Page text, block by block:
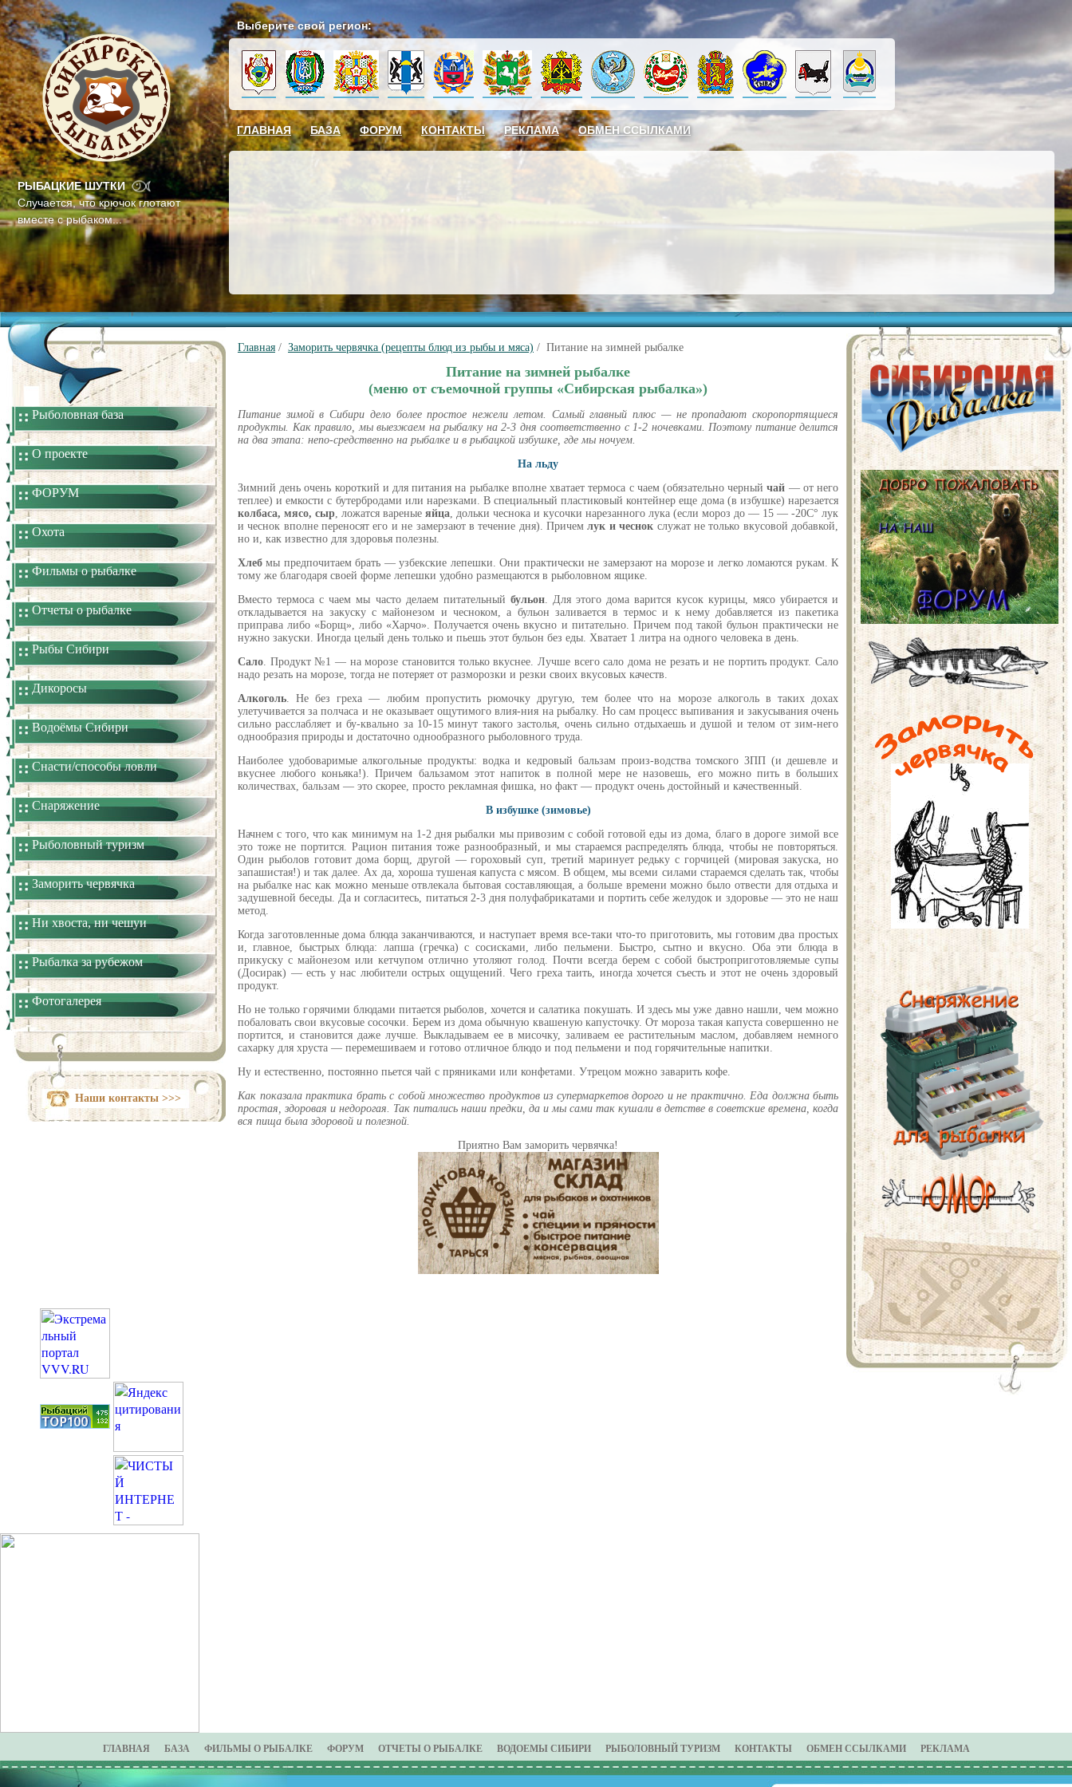
РЫБАЦКИЕ ШУТКИ
Случается, что крючок глотают
вместе с рыбаком...
Выберите свой регион:
ГЛАВНАЯ БАЗА ФОРУМ КОНТАКТЫ РЕКЛАМА ОБМЕН ССЫЛКАМИ
Рыболовная база
О проекте
ФОРУМ
Охота
Фильмы о рыбалке
Отчеты о рыбалке
Рыбы Сибири
Дикоросы
Водоёмы Сибири
Снасти/способы ловли
Снаряжение
Рыболовный туризм
Заморить червячка
Ни хвоста, ни чешуи
Рыбалка за рубежом
Фотогалерея
Наши контакты >>>
Главная / Заморить червячка (рецепты блюд из рыбы и мяса) / Питание на зимней рыбалке
Питание на зимней рыбалке
(меню от съемочной группы «Сибирская рыбалка»)
Питание зимой в Сибири дело более простое нежели летом. Самый главный плюс — не пропадают скоропортящиеся
продукты. Как правило, мы выезжаем на рыбалку на 2-3 дня соответственно с 1-2 ночевками. Поэтому питание делится
на два этапа: непо-средственно на рыбалке и в рыбацкой избушке, где мы ночуем.
На льду
Зимний день очень короткий и для питания на рыбалке вполне хватает термоса с чаем (обязательно черныйчай — от него
теплее) и емкости с бутербродами или нарезками. В специальный пластиковый контейнер еще дома (в избушке) нарезается
колбаса, мясо, сыр, ложатся вареные яйца, дольки чеснока и кусочки нарезанного лука (если мороз до — 15 — -20С° лук
и чеснок вполне переносят его и не замерзают в течение дня). Причемлук и чеснок служат не только вкусовой добавкой,
но и, как известно для здоровья полезны.
Хлеб мы предпочитаем брать — узбекские лепешки. Они практически не замерзают на морозе и легко ломаются рукам. К
тому же благодаря своей форме лепешки удобно размещаются в рыболовном ящике.
Вместо термоса с чаем мы часто делаем питательный бульон. Для этого дома варится кусок курицы, мясо убирается и
откладывается на закуску с майонезом и чесноком, а бульон заливается в термос и к нему добавляется из пакетика
приправа либо «Борщ», либо «Харчо». Получается очень вкусно и питательно. Причем под такой бульон практически не
нужно закуски. Иногда целый день только и пьешь этот бульон без еды. Хватает 1 литра на одного человека в день.
Сало. Продукт №1 — на морозе становится только вкуснее. Лучше всего сало дома не резать и не портить продукт. Сало
надо резать на морозе, тогда не потеряет от разморозки и резки своих вкусовых качеств.
Алкоголь. Не без греха — любим пропустить рюмочку другую, тем более что на морозе алкоголь в таких дохах
улетучивается за полчаса и не оказывает ощутимого влия-ния на рыбалку. Но сам процесс выпивания и закусывания очень
сильно расслабляет и бу-квально за 10-15 минут такого застолья, очень сильно отдыхаешь и душой и телом от зим-него
однообразия природы и достаточно однообразного рыболовного труда.
Наиболее удобоваримые алкогольные продукты: водка и кедровый бальзам произ-водства томского ЗПП (и дешевле и
вкуснее любого коньяка!). Причем бальзамом этот напиток в полной мере не назовешь, его можно пить в больших
количествах, бальзам — это скорее, просто рекламная фишка, но факт — продукт очень достойный и качественный.
В избушке (зимовье)
Начнем с того, что как минимум на 1-2 дня рыбалки мы привозим с собой готовой еды из дома, благо в дороге зимой все
это тоже не портится. Рацион питания тоже разнообразный, и мы стараемся распределять блюда, чтобы не повторяться.
Один рыболов готовит дома борщ, другой — гороховый суп, третий маринует редьку с горчицей (мировая закуска, но
запашистая!) и так далее. Ах да, хороша тушеная капуста с мясом. В общем, мы всеми силами стараемся сделать так, чтобы
на рыбалке нас как можно меньше отвлекала бытовая составляющая, а больше времени можно было отвести для отдыха и
задушевной беседы. Да и согласитесь, питаться 2-3 дня полуфабрикатами и портить себе желудок и здоровье — это не наш
метод.
Когда заготовленные дома блюда заканчиваются, и наступает время все-таки что-то приготовить, мы готовим два простых
и, главное, быстрых блюда: лапша (гречка) с сосисками, либо пельмени. Быстро, сытно и вкусно. Оба эти блюда в
прикуску с майонезом или кетчупом отлично утоляют голод. Почти всегда берем с собой быстроприготовляемые супы
(Досирак) — есть у нас любители острых ощущений. Чего греха таить, иногда хочется съесть и этот не очень здоровый
продукт.
Но не только горячими блюдами питается рыболов, хочется и салатика покушать. И здесь мы уже давно нашли, чем можно
побаловать свои вкусовые сосочки. Берем из дома обычную квашеную капусточку. От мороза такая капуста совершенно не
портится, и становится даже лучше. Выкладываем ее в мисочку, заливаем ее растительным маслом, добавляем немного
сахарку для хруста — перемешиваем и готово отличное блюдо и под пельмени и под горячительные напитки.
Ну и естественно, постоянно пьется чай с пряниками или конфетами. Утрецом можно заварить кофе.
Как показала практика брать с собой множество продуктов из супермаркетов дорого и не практично. Еда должна быть
простая, здоровая и недорогая. Так питались наши предки, да и мы сами так кушали в детстве в советские времена, когда
вся пища была здоровой и полезной.
Приятно Вам заморить червячка!
ГЛАВНАЯ БАЗА ФИЛЬМЫ О РЫБАЛКЕ ФОРУМ ОТЧЕТЫ О РЫБАЛКЕ ВОДОЕМЫ СИБИРИ РЫБОЛОВНЫЙ ТУРИЗМ КОНТАКТЫ ОБМЕН ССЫЛКАМИ РЕКЛАМА